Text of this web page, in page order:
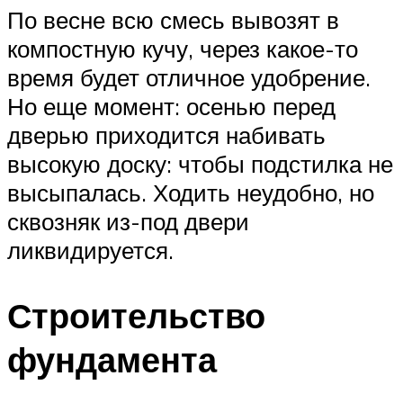
По весне всю смесь вывозят в
компостную кучу, через какое-то
время будет отличное удобрение.
Но еще момент: осенью перед
дверью приходится набивать
высокую доску: чтобы подстилка не
высыпалась. Ходить неудобно, но
сквозняк из-под двери
ликвидируется.
Строительство
фундамента